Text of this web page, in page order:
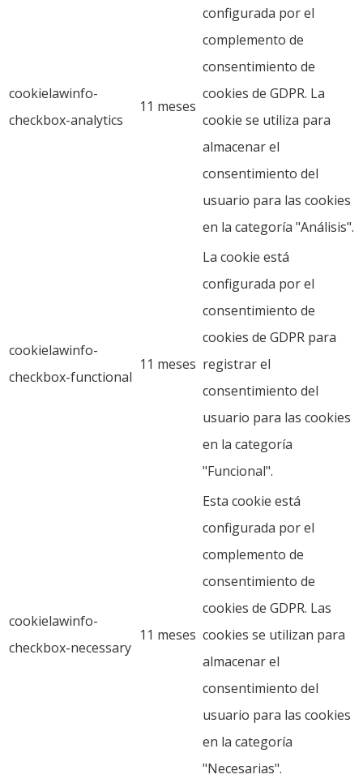
cookielawinfo-
checkbox-analytics
11 meses
configurada por el
complemento de
consentimiento de
cookies de GDPR. La
cookie se utiliza para
almacenar el
consentimiento del
usuario para las cookies
en la categoría "Análisis".
cookielawinfo-
checkbox-functional
11 meses
La cookie está
configurada por el
consentimiento de
cookies de GDPR para
registrar el
consentimiento del
usuario para las cookies
en la categoría
"Funcional".
cookielawinfo-
checkbox-necessary
11 meses
Esta cookie está
configurada por el
complemento de
consentimiento de
cookies de GDPR. Las
cookies se utilizan para
almacenar el
consentimiento del
usuario para las cookies
en la categoría
"Necesarias".